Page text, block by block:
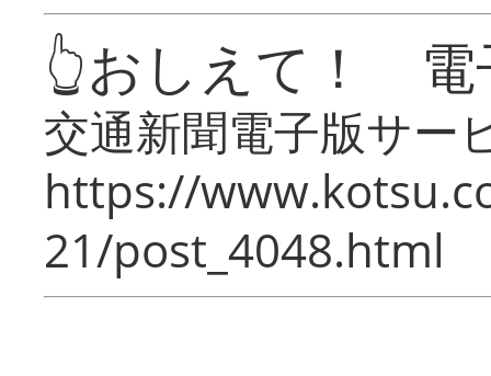
👆おしえて！ 電
交通新聞電子版サー
https://
21/post_4048.html